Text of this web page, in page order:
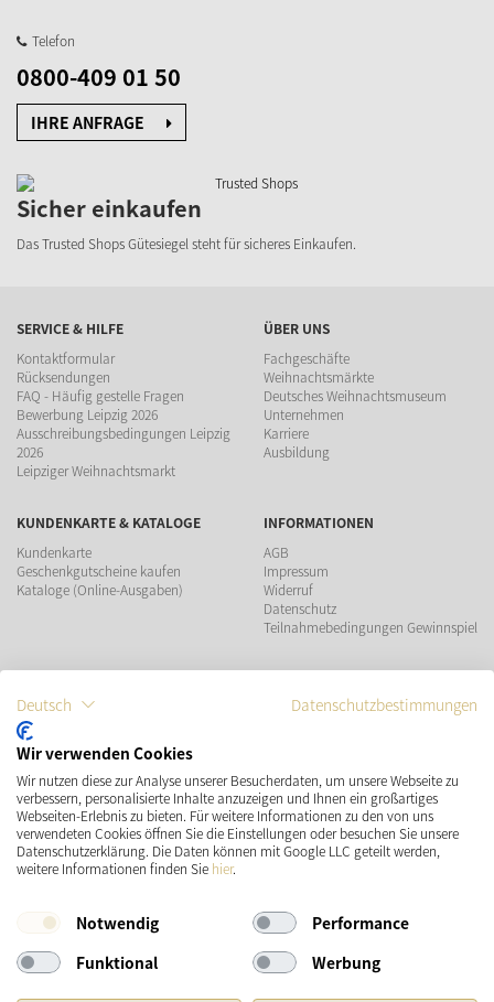
Telefon
0800-409 01 50
IHRE ANFRAGE
Sicher einkaufen
Das Trusted Shops Gütesiegel steht für sicheres Einkaufen.
SERVICE & HILFE
Kontaktformular
Rücksendungen
FAQ - Häufig gestelle Fragen
Bewerbung Leipzig 2026
Ausschreibungsbedingungen Leipzig
2026
Leipziger Weihnachtsmarkt
ÜBER UNS
Fachgeschäfte
Weihnachtsmärkte
Deutsches Weihnachtsmuseum
Unternehmen
Karriere
Ausbildung
KUNDENKARTE & KATALOGE
Kundenkarte
Geschenkgutscheine kaufen
Kataloge (Online-Ausgaben)
INFORMATIONEN
AGB
Impressum
Widerruf
Datenschutz
Teilnahmebedingungen Gewinnspiel
VERSAND SOCIAL MEDIA
Deutsch Datenschutzbestimmungen
Wir verwenden Cookies
Wir nutzen diese zur Analyse unserer Besucherdaten, um unsere Webseite zu
verbessern, personalisierte Inhalte anzuzeigen und Ihnen ein großartiges
Webseiten-Erlebnis zu bieten. Für weitere Informationen zu den von uns
verwendeten Cookies öffnen Sie die Einstellungen oder besuchen Sie unsere
Datenschutzerklärung. Die Daten können mit Google LLC geteilt werden,
weitere Informationen finden Sie hier.
Notwendig
Performance
Funktional
Werbung